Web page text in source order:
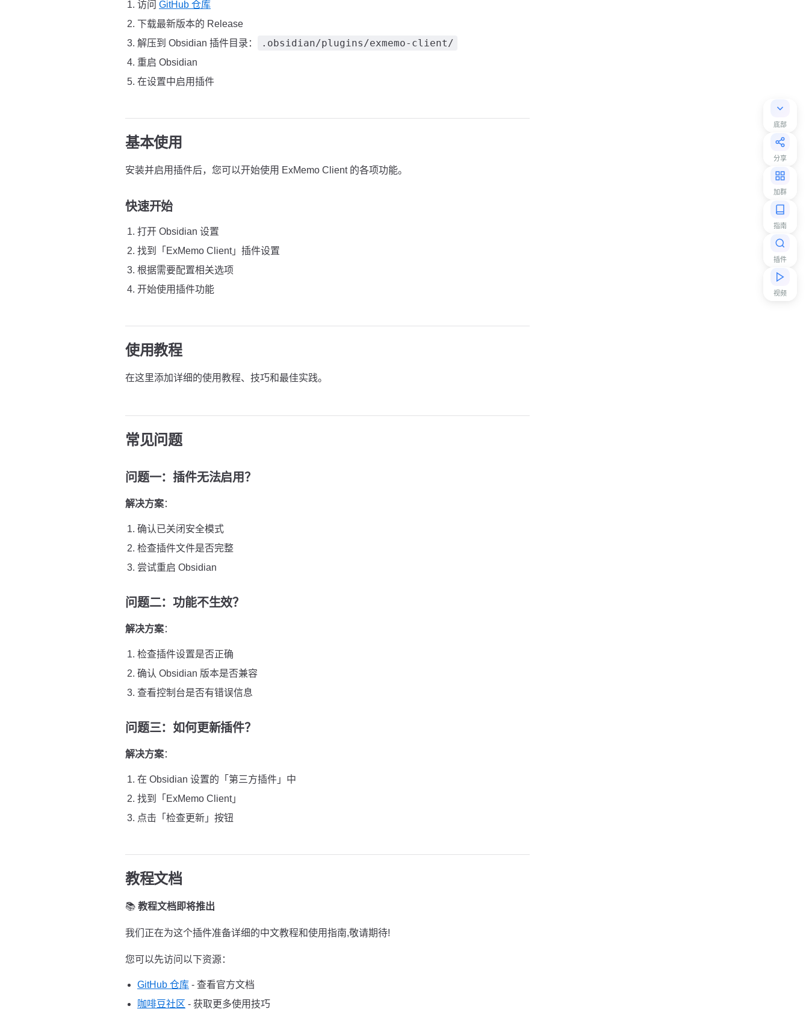
底部
分享
加群
指南
插件
视频
访问 GitHub 仓库
下载最新版本的 Release
解压到 Obsidian 插件目录：
.obsidian/plugins/exmemo-client/
重启 Obsidian
在设置中启用插件
基本使用
安装并启用插件后，您可以开始使用 ExMemo Client 的各项功能。
快速开始
打开 Obsidian 设置
找到「ExMemo Client」插件设置
根据需要配置相关选项
开始使用插件功能
使用教程
在这里添加详细的使用教程、技巧和最佳实践。
常见问题
问题一：插件无法启用？
解决方案：
确认已关闭安全模式
检查插件文件是否完整
尝试重启 Obsidian
问题二：功能不生效？
解决方案：
检查插件设置是否正确
确认 Obsidian 版本是否兼容
查看控制台是否有错误信息
问题三：如何更新插件？
解决方案：
在 Obsidian 设置的「第三方插件」中
找到「ExMemo Client」
点击「检查更新」按钮
教程文档
📚 教程文档即将推出
我们正在为这个插件准备详细的中文教程和使用指南,敬请期待!
您可以先访问以下资源：
GitHub 仓库 - 查看官方文档
咖啡豆社区 - 获取更多使用技巧